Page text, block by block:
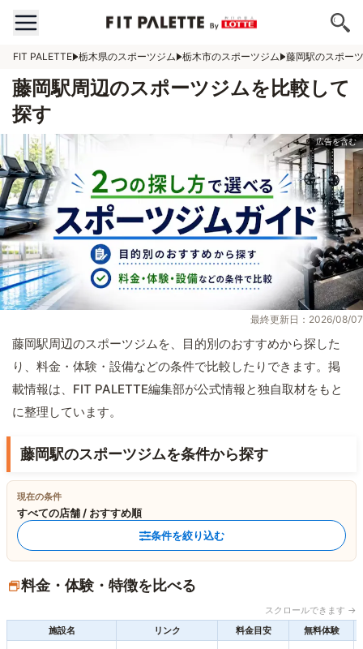
FIT PALETTE 栃木県のスポーツジム 栃木市のスポーツジム 藤岡駅のスポー
藤岡駅周辺のスポーツジムを比較して
探す
最終更新日：2026/08/07
藤岡駅周辺のスポーツジムを、目的別のおすすめから探した
り、料金・体験・設備などの条件で比較したりできます。掲
載情報は、FIT PALETTE編集部が公式情報と独自取材をもと
に整理しています。
藤岡駅のスポーツジムを条件から探す
現在の条件
すべての店舗 / おすすめ順
条件を絞り込む
料金・体験・特徴を比べる
スクロールできます →
施設名
リンク 料金目安 無料体験